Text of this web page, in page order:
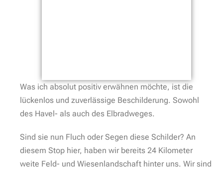
Was ich absolut positiv erwähnen möchte, ist die
lückenlos und zuverlässige Beschilderung. Sowohl
des Havel- als auch des Elbradweges.
Sind sie nun Fluch oder Segen diese Schilder? An
diesem Stop hier, haben wir bereits 24 Kilometer
weite Feld- und Wiesenlandschaft hinter uns. Wir sind